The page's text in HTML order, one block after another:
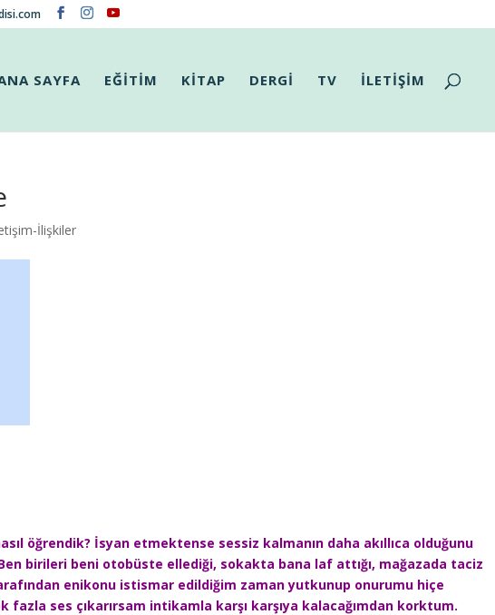
SAYFA EĞİTİM KİTAP DERGİ TV İLETİŞİM
İlişkiler
öğrendik? İsyan etmektense sessiz kalmanın daha akıllıca olduğunu
birileri beni otobüste ellediği, sokakta bana laf attığı, mağazada taciz
enikonu istismar edildiğim zaman yutkunup onurumu hiçe
fazla ses çıkarırsam intikamla karşı karşıya kalacağımdan korktum.